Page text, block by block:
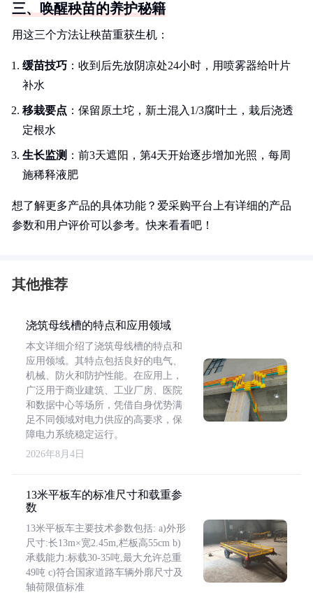
三、唤醒秧苗的养护秘籍
用这三个方法让秧苗重获生机：
缓苗技巧 ：收到后先放阴凉处24小时，用喷雾器给叶片
补水
移栽要点 ：保留原土坨，新土混入1/3腐叶土，栽后浇透
定根水
生长监测 ：前3天遮阳，第4天开始逐步增加光照，每周
施稀释液肥
想了解更多产品的具体功能？爱采购平台上有详细的产品
参数和用户评价可以参考。快来看看吧！
其他推荐
浇筑母线槽的特点和应用领域
本文详细介绍了浇筑母线槽的特点和
应用领域。其特点包括良好的电气、
机械、防火和防护性能。在应用上，
广泛用于商业建筑、工业厂房、医院
和数据中心等场所，凭借自身优势满
足不同领域对电力供应的高要求，保
障电力系统稳定运行。
2026年8月4日
13米平板车的标准尺寸和载重参
数
13米平板车主要技术参数包括: a)外形
尺寸:长13m×宽2.45m,栏板高55cm b)
承载能力:标载30-35吨,最大允许总重
49吨 c)符合国家道路车辆外廓尺寸及
轴荷限值标准